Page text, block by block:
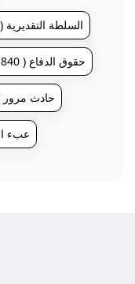
# السلطة التقديرية ( 933 )
# حقوق الدفاع ( 840 )
# حادث مرور (
# عبء